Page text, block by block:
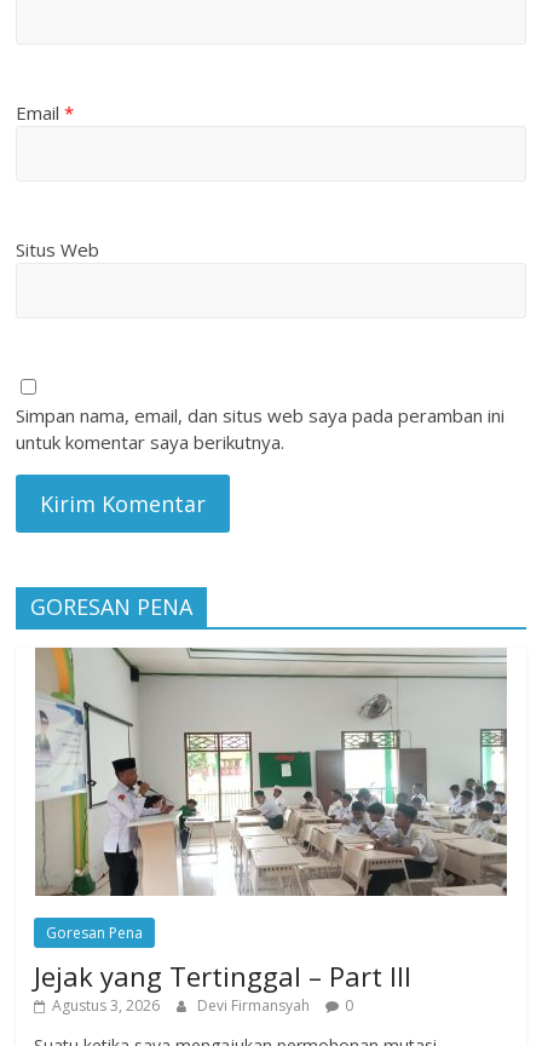
Email*
Situs Web
Simpan nama, email, dan situs web saya pada peramban ini
untuk komentar saya berikutnya.
GORESAN PENA
Goresan Pena
Jejak yang Tertinggal – Part III
Agustus 3, 2026 Devi Firmansyah 0